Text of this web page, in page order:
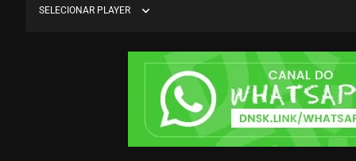
SELECIONAR PLAYER expand_more